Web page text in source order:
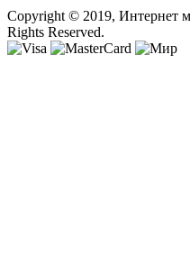
Copyright © 2019, Интернет
Rights Reserved.